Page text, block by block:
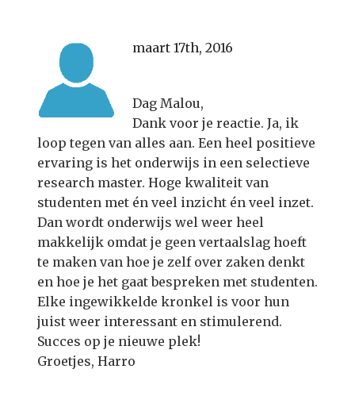
maart 17th, 2016
Dag Malou,
Dank voor je reactie. Ja, ik
loop tegen van alles aan. Een heel positieve
ervaring is het onderwijs in een selectieve
research master. Hoge kwaliteit van
studenten met én veel inzicht én veel inzet.
Dan wordt onderwijs wel weer heel
makkelijk omdat je geen vertaalslag hoeft
te maken van hoe je zelf over zaken denkt
en hoe je het gaat bespreken met studenten.
Elke ingewikkelde kronkel is voor hun
juist weer interessant en stimulerend.
Succes op je nieuwe plek!
Groetjes, Harro